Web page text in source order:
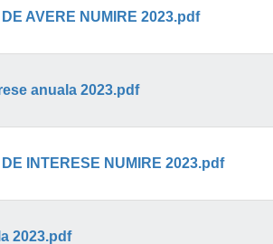
AVERE NUMIRE 2023.pdf
anuala 2023.pdf
INTERESE NUMIRE 2023.pdf
2023.pdf